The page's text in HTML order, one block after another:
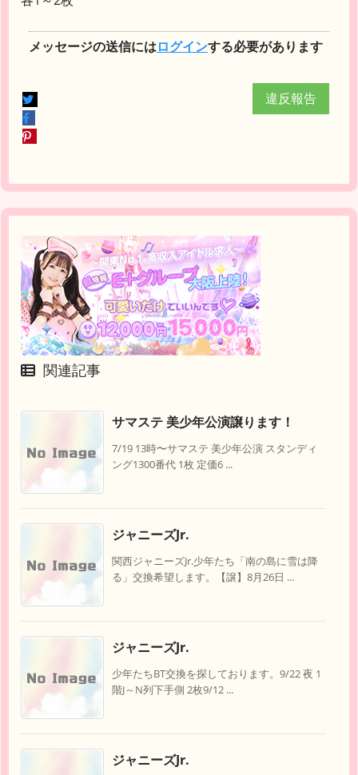
メッセージの送信にはログインする必要があります
違反報告
関連記事
サマステ 美少年公演譲ります！
7/19 13時〜サマステ 美少年公演 スタンディ
ング1300番代 1枚 定価6 ...
ジャニーズJr.
関西ジャニーズJr.少年たち「南の島に雪は降
る」交換希望します。【譲】8月26日 ...
ジャニーズJr.
少年たちBT交換を探しております。9/22 夜 1
階J～N列下手側 2枚9/12 ...
ジャニーズJr.